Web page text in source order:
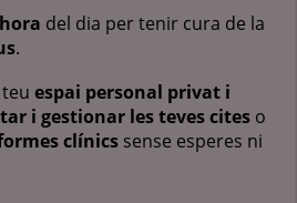
del dia per tenir cura de la
.
espai personal privat i
i gestionar les teves cites o
clínics sense esperes ni